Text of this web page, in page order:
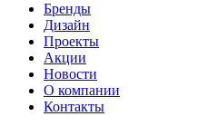
Бренды
Дизайн
Проекты
Акции
Новости
О компании
Контакты